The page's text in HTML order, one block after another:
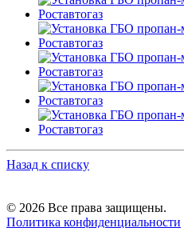
Назад к списку
© 2026 Все права защищены.
Политика конфиденциальности